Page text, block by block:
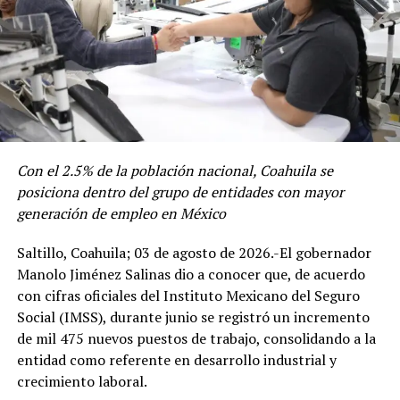
Coahuilense de la Juventud moderó las
intervenciones de jóvenes de las diferentes regiones del
Estado; quien dieron el agradecimiento al Gobierno del
Estado como solicitar más impulso a la juventud de
Coahuilense.
ADVERTISEMENT
El Gobernador felicitó a la Fiscalía General del Estado y
a la Policía Estatal que llevaron a cabo su Conferencia
Estatal de Seguridad y Procuración de Justicia, donde
Montañez, trabajan en el análisis de la estrategia de los
principales indicadores.
Resaltó la inversión en cuarteles tanto para la Policía
Estatal como el Ejército, los arcos de seguridad, el
reforzamiento del Sistema Estatal de Videovigilancia,
unidades tácticas y otras herramientas que permiten ser
Con el 2.5% de la población nacional, Coahuila se
posiciona dentro del grupo de entidades con mayor
generación de empleo en México
Saltillo, Coahuila; 03 de agosto de 2026.-El gobernador
Manolo Jiménez Salinas dio a conocer que, de acuerdo
con cifras oficiales del Instituto Mexicano del Seguro
Social (IMSS), durante junio se registró un incremento
de mil 475 nuevos puestos de trabajo, consolidando a la
entidad como referente en desarrollo industrial y
crecimiento laboral.